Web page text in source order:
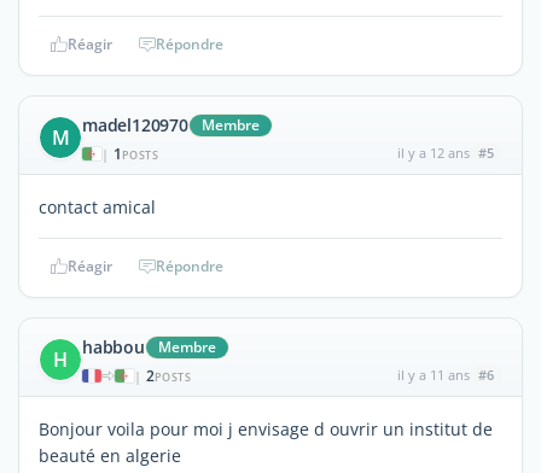
Réagir Répondre
M madel120970 Membre
| 1 POSTS il y a 12 ans #5
contact amical
Réagir Répondre
H habbou Membre
| 2POSTS il y a 11 ans #6
Bonjour voila pour moi j envisage d ouvrir un institut de
beauté en algerie